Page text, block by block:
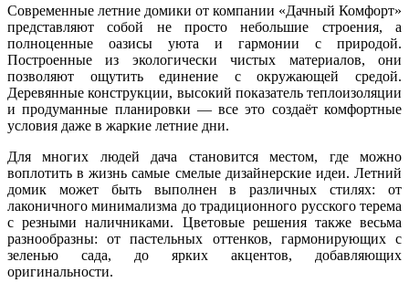
Современные летние домики от компании «Дачный Комфорт»
представляют собой не просто небольшие строения, а
полноценные оазисы уюта и гармонии с природой.
Построенные из экологически чистых материалов, они
позволяют ощутить единение с окружающей средой.
Деревянные конструкции, высокий показатель теплоизоляции
и продуманные планировки — все это создаёт комфортные
условия даже в жаркие летние дни.
Для многих людей дача становится местом, где можно
воплотить в жизнь самые смелые дизайнерские идеи. Летний
домик может быть выполнен в различных стилях: от
лаконичного минимализма до традиционного русского терема
с резными наличниками. Цветовые решения также весьма
разнообразны: от пастельных оттенков, гармонирующих с
зеленью сада, до ярких акцентов, добавляющих
оригинальности.